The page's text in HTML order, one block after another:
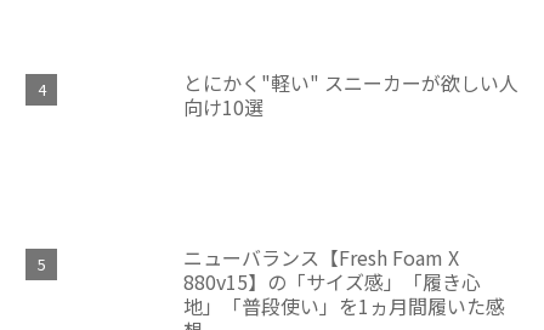
とにかく"軽い" スニーカーが欲しい人
向け10選
ニューバランス【Fresh Foam X
880v15】の「サイズ感」「履き心
地」「普段使い」を1ヵ月間履いた感